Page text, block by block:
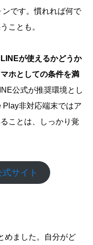
です。慣れれば何で
ことも。
LINEが使えるかどうか
ホとしての条件を満
公式が推奨環境とし
非対応端末ではア
ことは、しっかり覚
サイト
めました。自分がど